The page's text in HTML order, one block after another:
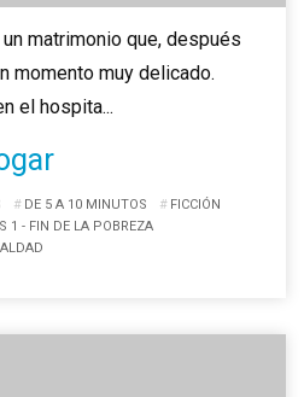
DE 5 A 10 MINUTOS
FICCIÓN
1 - FIN DE LA POBREZA
matrimonio que, después
momento muy delicado.
el hospita...